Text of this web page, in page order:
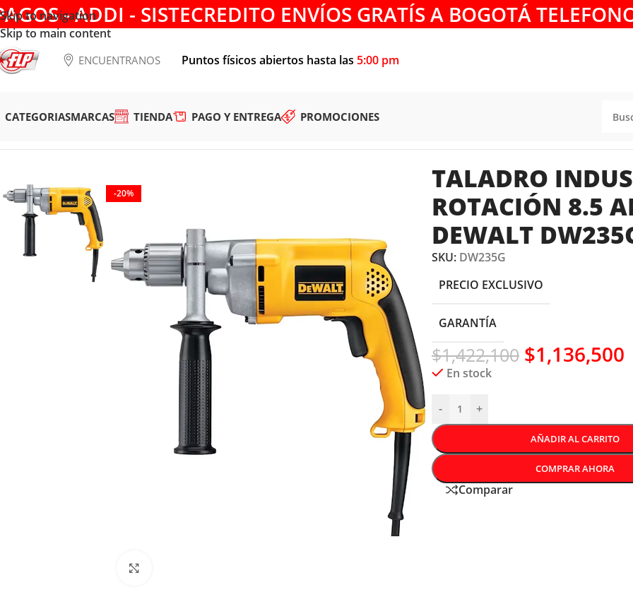
Skip to navigation
Skip to main content
- ADDI - SISTECREDITO ENVÍOS GRATÍS A BOGOTÁ
ENCUENTRANOS Puntos físicos abiertos hasta las 5:00 pm
CATEGORIASMARCAS TIENDA PAGO Y ENTREGA PROMOCIONES
-20%
TALADRO
ROTACIÓN 8.5
DEWALT
SKU: DW235G
PRECIO EXCLUSIVO
GARANTÍA
$1,422,100 $1,136,500
En stock
- +
AÑADIR AL CARRITO
COMPRAR AHORA
Comparar